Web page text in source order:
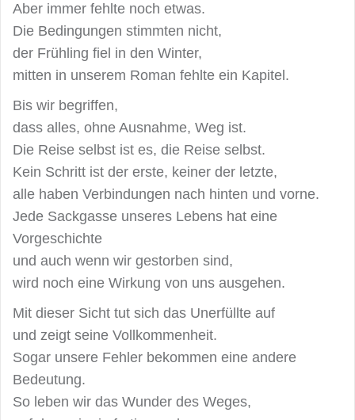
Aber immer fehlte noch etwas.
Die Bedingungen stimmten nicht,
der Frühling fiel in den Winter,
mitten in unserem Roman fehlte ein Kapitel.
Bis wir begriffen,
dass alles, ohne Ausnahme, Weg ist.
Die Reise selbst ist es, die Reise selbst.
Kein Schritt ist der erste, keiner der letzte,
alle haben Verbindungen nach hinten und vorne.
Jede Sackgasse unseres Lebens hat eine
Vorgeschichte
und auch wenn wir gestorben sind,
wird noch eine Wirkung von uns ausgehen.
Mit dieser Sicht tut sich das Unerfüllte auf
und zeigt seine Vollkommenheit.
Sogar unsere Fehler bekommen eine andere
Bedeutung.
So leben wir das Wunder des Weges,